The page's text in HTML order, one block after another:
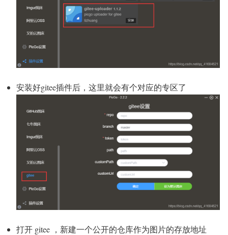
安装好gitee插件后，这里就会有个对应的专区了
打开 gitee ，新建一个公开的仓库作为图片的存放地址